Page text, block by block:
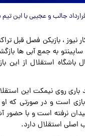
جالب و عجیبی با این
نیوز ، بازیکن فصل قبل
به جمع آبی ها
باشگاه استقلال از
روی نیمکت این
است و در صورتی که
نرفته است و با
اصلی استقلال دارد.